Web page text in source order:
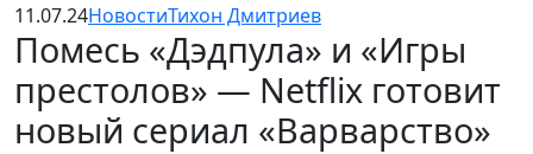
11.07.24НовостиТихон Дмитриев
Помесь «Дэдпула» и «Игры
престолов» — Netflix готовит
новый сериал «Варварство»